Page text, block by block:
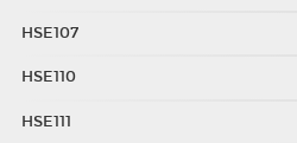
HSE107
HSE110
HSE111